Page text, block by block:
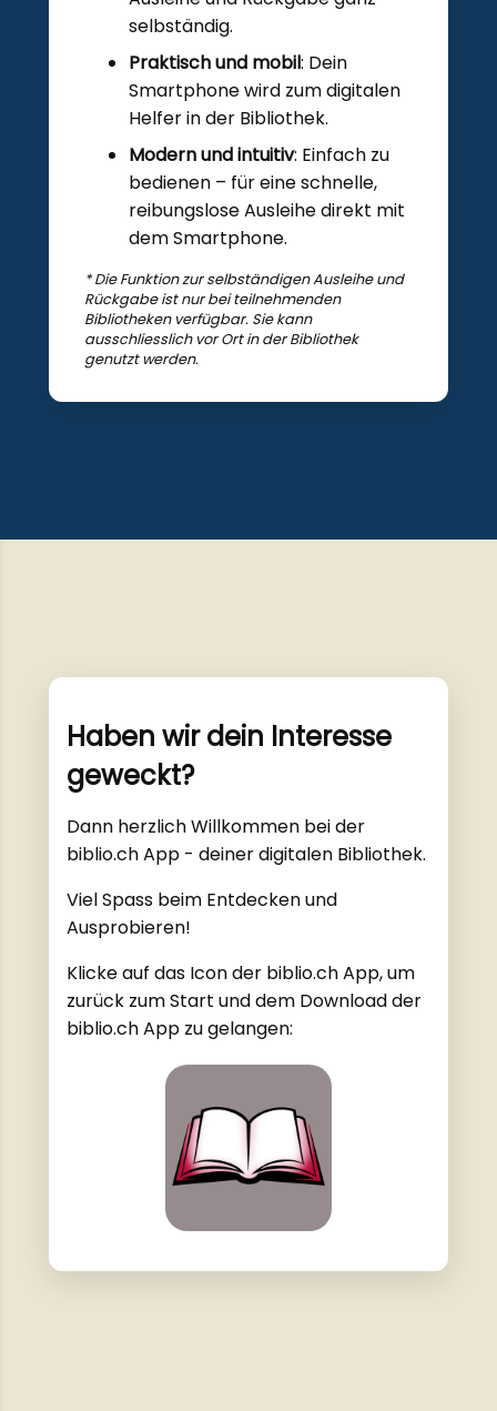
selbständig.
Praktisch und mobil: Dein
Smartphone wird zum digitalen
Helfer in der Bibliothek.
Modern und intuitiv: Einfach zu
bedienen – für eine schnelle,
reibungslose Ausleihe direkt mit
dem Smartphone.
* Die Funktion zur selbständigen Ausleihe und
Rückgabe ist nur bei teilnehmenden
Bibliotheken verfügbar. Sie kann
ausschliesslich vor Ort in der Bibliothek
genutzt werden.
Haben wir dein Interesse
geweckt?
Dann herzlich Willkommen bei der
biblio.ch App - deiner digitalen Bibliothek.
Viel Spass beim Entdecken und
Ausprobieren!
Klicke auf das Icon der biblio.ch App, um
zurück zum Start und dem Download der
biblio.ch App zu gelangen: